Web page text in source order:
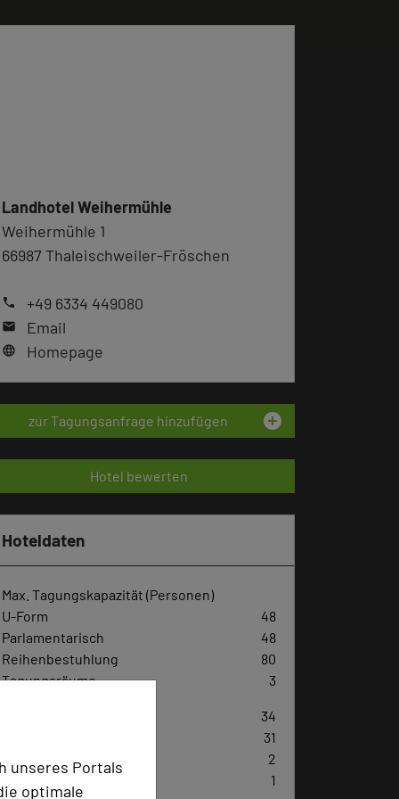
unseres Portals
optimale
Landhotel Weihermühle
Weihermühle 1
66987 Thaleischweiler-Fröschen
phone +49 6334 449080
mail Email
language Homepage
zur Tagungsanfrage hinzufügen add_circle
Hotel bewerten
Hoteldaten
Max. Tagungskapazität (Personen)
U-Form
48
Parlamentarisch
48
Reihenbestuhlung
80
Tagungsräume
3
34
31
Einzelzimmer
2
1